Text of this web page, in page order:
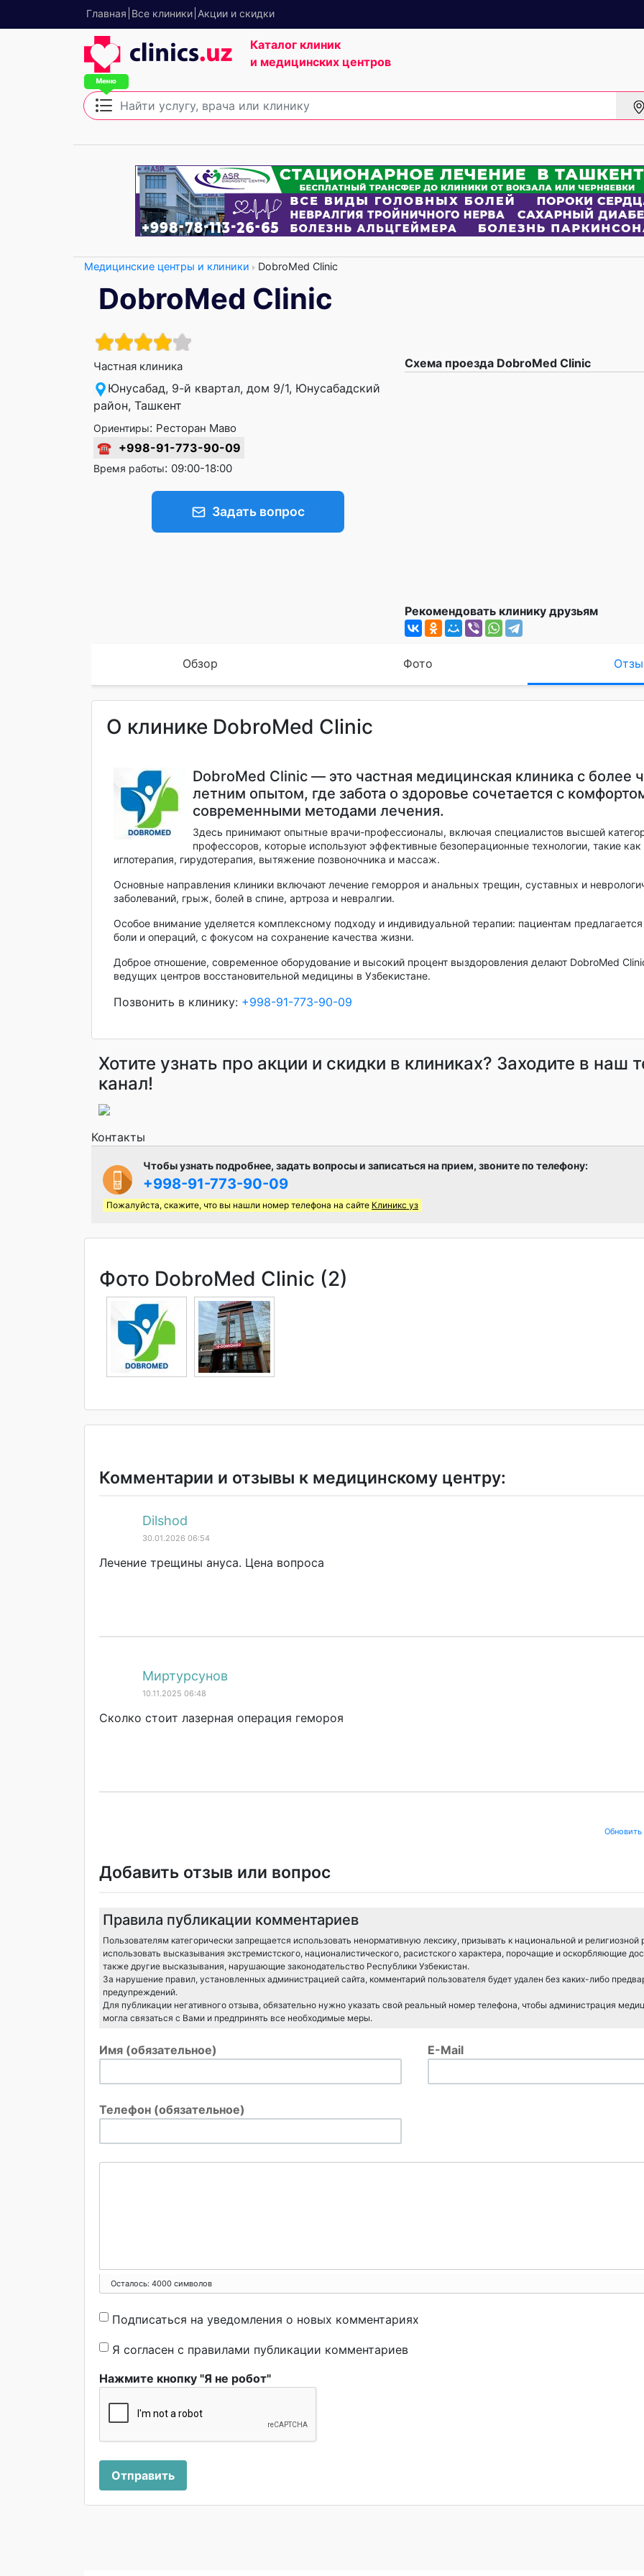
Главная Все клиники Акции и скидки
Каталог клиник
и медицинских центров
Медицинские центры и клиники DobroMed Clinic
DobroMed Clinic
Частная клиника
Юнусабад, 9-й квартал, дом 9/1, Юнусабадский
район, Ташкент
Ориентиры: Ресторан Маво
☎ +998-91-773-90-09
Время работы: 09:00-18:00
Задать вопрос
Схема проезда DobroMed Clinic
Рекомендовать клинику друзьям
Обзор Фото
О клинике DobroMed Clinic
DobroMed Clinic — это частная медицинская клиника с более
летним опытом, где забота о здоровье сочетается с
современными методами лечения.
Здесь принимают опытные врачи-профессионалы, включая специалистов высшей
профессоров, которые используют эффективные безоперационные технологии, такие как
иглотерапия, гирудотерапия, вытяжение позвоночника и массаж.
Основные направления клиники включают лечение геморроя и анальных трещин, суставных и
заболеваний, грыж, болей в спине, артроза и невралгии.
Особое внимание уделяется комплексному подходу и индивидуальной терапии: пациентам
боли и операций, с фокусом на сохранение качества жизни.
Доброе отношение, современное оборудование и высокий процент выздоровления делают DobroMed
ведущих центров восстановительной медицины в Узбекистане.
Позвонить в клинику: +998-91-773-90-09
Хотите узнать про акции и скидки в клиниках? Заходите в наш
канал!
Контакты
Чтобы узнать подробнее, задать вопросы и записаться на прием, звоните по телефону:
+998-91-773-90-09
Пожалуйста, скажите, что вы нашли номер телефона на сайте Клиникс уз
Фото DobroMed Clinic (2)
Комментарии и отзывы к медицинскому центру:
Dilshod
30.01.2026 06:54
Лечение трещины ануса. Цена вопроса
Миртурсунов
10.11.2025 06:48
Сколко стоит лазерная операция гемороя
Обновить
Добавить отзыв или вопрос
Правила публикации комментариев
Пользователям категорически запрещается использовать ненормативную лексику, призывать к национальной и религиозной
использовать высказывания экстремистского, националистического, расистского характера, порочащие и оскорбляющие
также другие высказывания, нарушающие законодательство Республики Узбекистан.
За нарушение правил, установленных администрацией сайта, комментарий пользователя будет удален без каких-либо
предупреждений.
Для публикации негативного отзыва, обязательно нужно указать свой реальный номер телефона, чтобы администрация
могла связаться с Вами и предпринять все необходимые меры.
Имя (обязательное) E-Mail
Телефон (обязательное)
Осталось: 4000 символов
Подписаться на уведомления о новых комментариях
Я согласен с правилами публикации комментариев
Нажмите кнопку "Я не робот"
Отправить